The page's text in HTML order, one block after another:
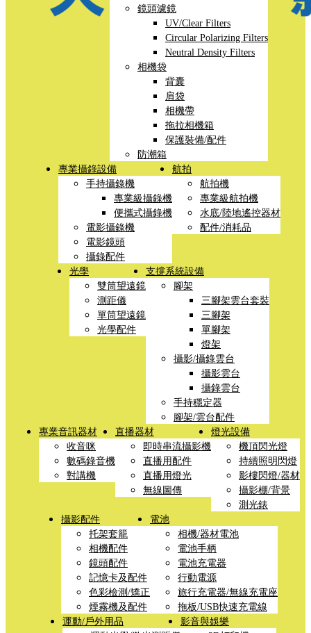
鏡頭濾鏡
UV/Clear Filters
Circular Polarizing Filters
Neutral Density Filters
相機袋
背囊
肩袋
相機帶
拖拉相機箱
保護裝備/配件
防潮箱
專業攝錄設備
手持攝錄機
專業級攝錄機
便攜式攝錄機
電影攝錄機
電影鏡頭
攝錄配件
航拍
航拍機
專業級航拍機
水底/陸地遙控器材
配件/消耗品
光學
雙筒望遠鏡
測距儀
單筒望遠鏡
光學配件
支撐系統設備
腳架
三腳架雲台套裝
三腳架
單腳架
燈架
攝影/攝錄雲台
攝影雲台
攝錄雲台
手持穩定器
腳架/雲台配件
專業音訊器材
收音咪
數碼錄音機
對講機
直播器材
即時串流攝影機
直播用配件
直播用燈光
無線圖傳
燈光設備
機頂閃光燈
持續照明閃燈
影樓閃燈/器材
攝影棚/背景
測光錶
攝影配件
托架套籠
相機配件
鏡頭配件
記憶卡及配件
色彩檢測/矯正
煙霧機及配件
電池
相機/器材電池
電池手柄
電池充電器
行動電源
旅行充電器/無線充電座
拖板/USB快速充電線
運動/戶外用品
影音與娛樂